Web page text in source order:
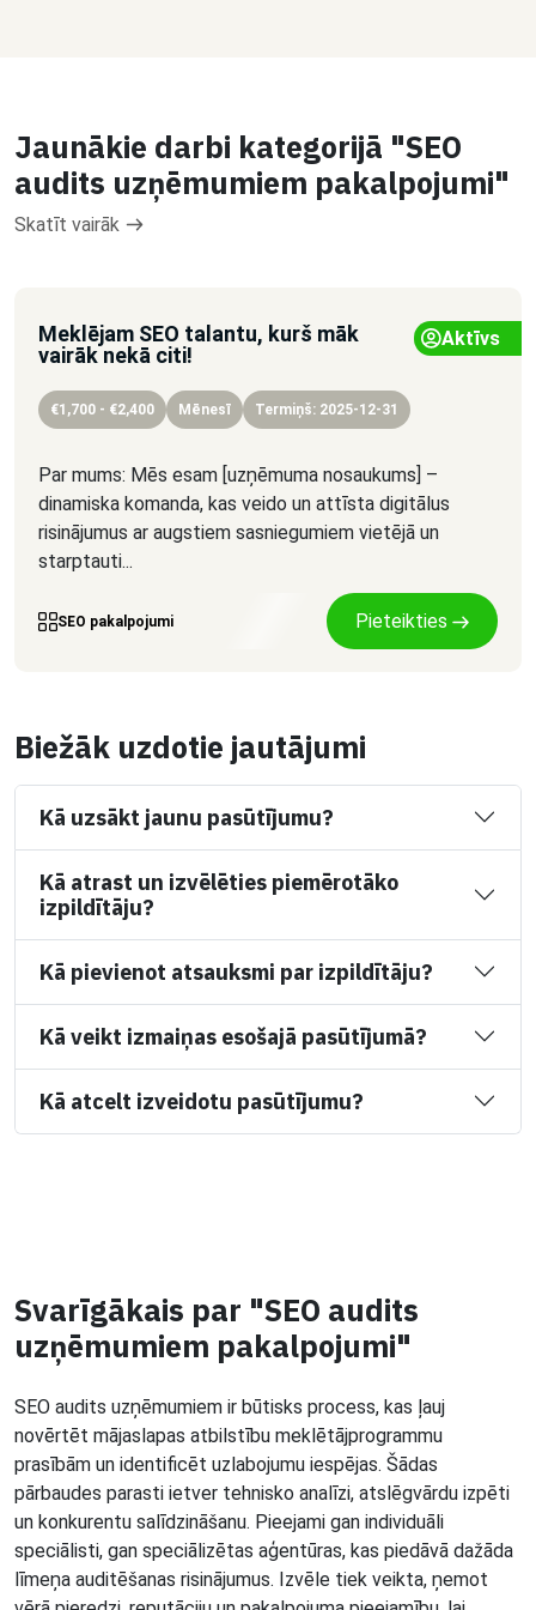
Jaunākie darbi kategorijā "SEO
audits uzņēmumiem pakalpojumi"
Skatīt vairāk
Meklējam SEO talantu, kurš māk
vairāk nekā citi!
Aktīvs
€1,700 - €2,400 Mēnesī Termiņš: 2025-12-31
Par mums: Mēs esam [uzņēmuma nosaukums] –
dinamiska komanda, kas veido un attīsta digitālus
risinājumus ar augstiem sasniegumiem vietējā un
starptauti...
SEO pakalpojumi Pieteikties
Biežāk uzdotie jautājumi
Kā uzsākt jaunu pasūtījumu?
Kā atrast un izvēlēties piemērotāko
izpildītāju?
Kā pievienot atsauksmi par izpildītāju?
Kā veikt izmaiņas esošajā pasūtījumā?
Kā atcelt izveidotu pasūtījumu?
Svarīgākais par "SEO audits
uzņēmumiem pakalpojumi"
SEO audits uzņēmumiem ir būtisks process, kas ļauj
novērtēt mājaslapas atbilstību meklētājprogrammu
prasībām un identificēt uzlabojumu iespējas. Šādas
pārbaudes parasti ietver tehnisko analīzi, atslēgvārdu izpēti
un konkurentu salīdzināšanu. Pieejami gan individuāli
speciālisti, gan speciālizētas aģentūras, kas piedāvā dažāda
līmeņa auditēšanas risinājumus. Izvēle tiek veikta, ņemot